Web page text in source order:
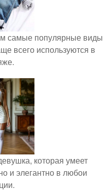
самые популярные виды
всего используются в
которая умеет
и элегантно в любои